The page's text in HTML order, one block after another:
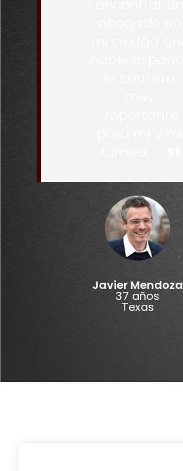
Javier Mendoza
37 años
Texas